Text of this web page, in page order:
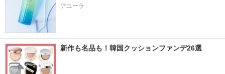
アユーラ
新作も名品も！韓国クッションファンデ26選